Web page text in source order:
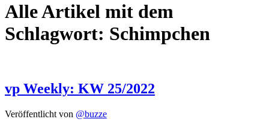
Alle Artikel mit dem
Schlagwort: Schimpchen
vp Weekly: KW 25/2022
Veröffentlicht von @buzze